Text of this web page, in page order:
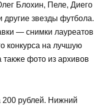
Блохин, Пеле, Диего
звезды футбола.
— снимки лауреатов
конкурса на лучшую
фото из архивов
200 рублей. Нижний